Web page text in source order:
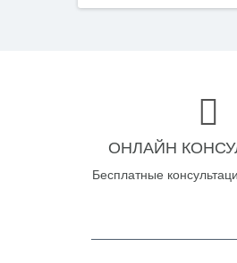
ОНЛАЙН
Бесплатные